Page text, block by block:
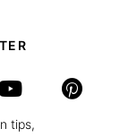
tips,